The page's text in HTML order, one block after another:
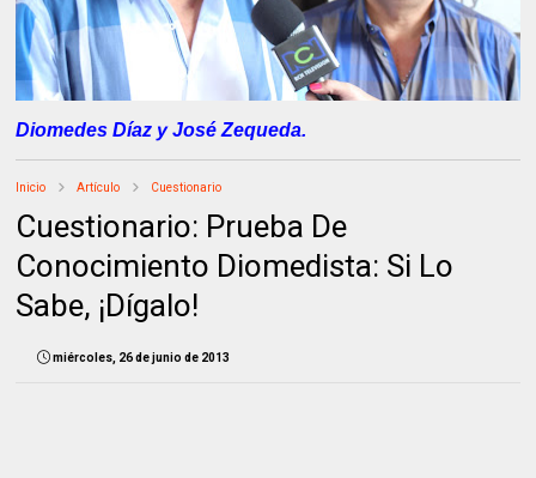
Diomedes Díaz y José Zequeda.
Inicio Artículo Cuestionario
Cuestionario: Prueba De
Conocimiento Diomedista: Si Lo
Sabe, ¡Dígalo!
miércoles, 26 de junio de 2013